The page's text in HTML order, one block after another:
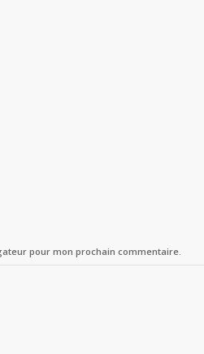
pour mon prochain commentaire.